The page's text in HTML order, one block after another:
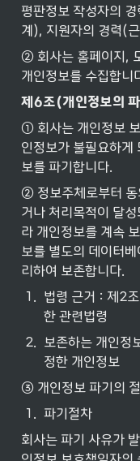
평판정보 작성자의
계), 지원자의 경력(
② 회사는 홈페이지,
개인정보를 수집합니
제6조(개인정보의
① 회사는 개인정보
인정보가 불필요하게
보를 파기합니다.
② 정보주체로부터 동
거나 처리목적이 달
라 개인정보를 계속
보를 별도의 데이터
리하여 보존합니다.
1
법령 근거 : 제2
한 관련법령
2.
보존하는 개인정
정한 개인정보
③ 개인정보 파기의
1
파기절차
회사는 파기 사유가